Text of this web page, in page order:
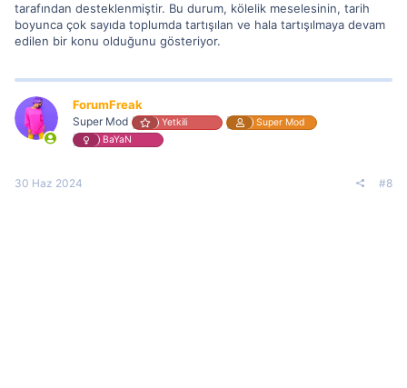
tarafından desteklenmiştir. Bu durum, kölelik meselesinin, tarih
boyunca çok sayıda toplumda tartışılan ve hala tartışılmaya devam
edilen bir konu olduğunu gösteriyor.
ForumFreak
Super Mod Yetkili
Super Mod
BaYaN
30 Haz 2024 #8